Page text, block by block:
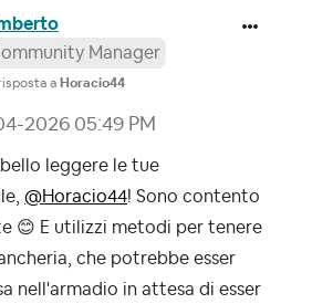
Manager
a Horacio44
2026 05:49 PM
leggere le tue
@Horacio44! Sono contento
😊 E utilizzi metodi per tenere
che potrebbe esser
nell'armadio in attesa di esser